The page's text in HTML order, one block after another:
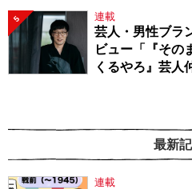
5 連載
芸人・男性ブラ
ビュー「『その
くるやろ』芸人
最新
連載